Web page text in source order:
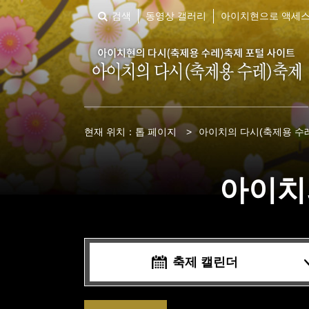
검색 동영상 갤러리 아이치현으로 액세
현재 위치： 톱 페이지 > 아이치의 다시(축제용 수
아이
축제 캘린더